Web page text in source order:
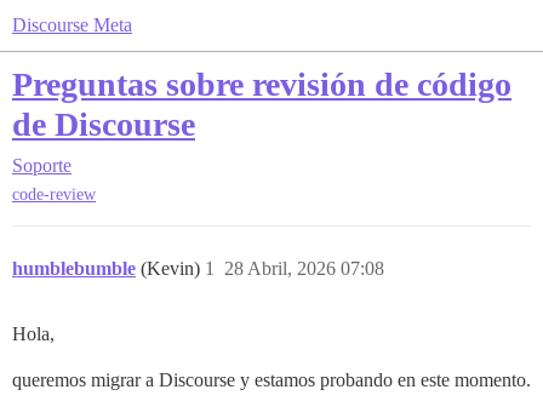
Discourse Meta
Preguntas sobre revisión de código
de Discourse
Soporte
code-review
humblebumble (Kevin) 28 Abril, 2026 07:08
1
Hola,
queremos migrar a Discourse y estamos probando en este momento.